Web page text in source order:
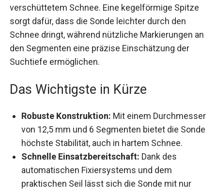
kegelförmige Spitze sorgt dafür, dass die Sonde
leichter durch den Schnee dringt, während
nützliche Markierungen an den Segmenten eine
präzise Einschätzung der Suchtiefe ermöglichen.
Das Wichtigste in Kürze
Durchmesser von 12,5 mm und 6 Segmenten
bietet die Sonde höchste Stabilität, auch in
hartem Schnee.
Schnelle Einsatzbereitschaft: Dank des
automatischen Fixiersystems und dem
praktischen Seil lässt sich die Sonde mit nur